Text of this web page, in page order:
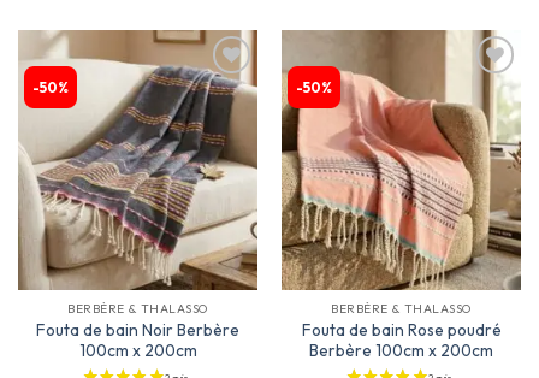
-50%
Ajouter
à la
d’envies
BERBÈRE & THALASSO
Fouta de bain Noir Berbère
100cm x 200cm
-50%
Ajouter
à la
liste
d’envies
BERBÈRE & THALASSO
Fouta de bain Rose poudré
Berbère 100cm x 200cm